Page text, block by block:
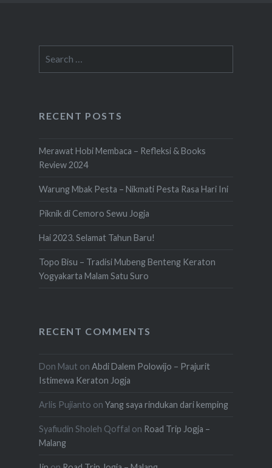
for:
RECENT POSTS
Merawat Hobi Membaca – Refleksi & Books
Review 2024
Warung Mbak Pesta – Nikmati Pesta Rasa Hari Ini
Piknik di Cemoro Sewu Jogja
Hai 2023. Selamat Tahun Baru!
Topo Bisu – Tradisi Mubeng Benteng Keraton
Yogyakarta Malam Satu Suro
RECENT COMMENTS
Don Maut on Abdi Dalem Polowijo – Prajurit
Istimewa Keraton Jogja
Arlis Pujianto on Yang saya rindukan dari kemping
Syafiudin Sholeh Qoffal on Road Trip Jogja –
Malang